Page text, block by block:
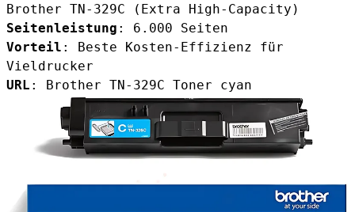
Brother TN-329C (Extra High-Capacity)
Seitenleistung : 6.000 Seiten
Vorteil : Beste Kosten-Effizienz für
Vieldrucker
URL : Brother TN-329C Toner cyan